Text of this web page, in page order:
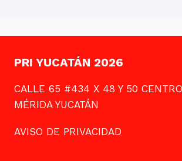
PRI YUCATÁN 2026
CALLE 65 #434 X 48 Y 50
MÉRIDA YUCATÁN
AVISO DE PRIVACIDAD